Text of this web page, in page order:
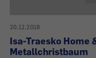
20.12.2018
Isa-Traesko Home
Metallchristbaum